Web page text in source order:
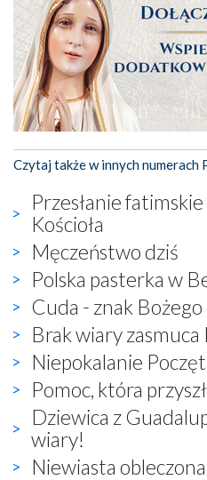
Czytaj także w innych numerach
Przesłanie
Kościoła
Męczeństwo dziś
Polska pasterka w
Cuda - znak Bożego
Brak wiary zasmuca
Niepokalanie
Pomoc, która
Dziewica z
wiary!
Niewiasta obleczona